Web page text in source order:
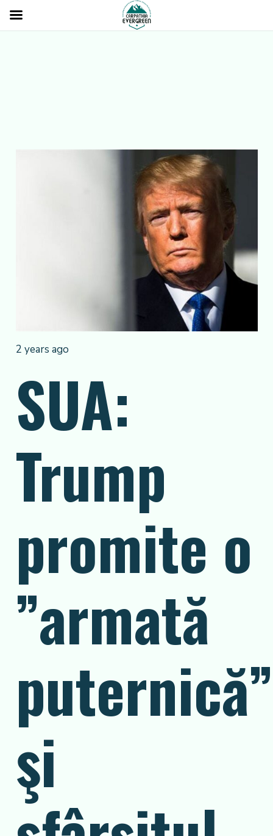
2 years ago
SUA:
Trump
promite o
”armată
puternică”
şi